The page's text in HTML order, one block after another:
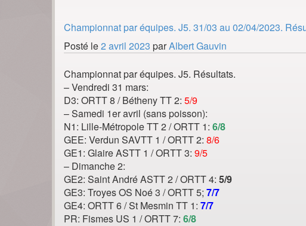
Championnat par équipes. J5. 31/03 au 02/04/2023.
Posté le2 avril 2023 parAlbert Gauvin
Championnat par équipes. J5. Résultats.
– Vendredi 31 mars:
D3: ORTT 8 / Bétheny TT 2: 5/9
– Samedi 1er avril (sans poisson):
N1: Lille-Métropole TT 2 / ORTT 1: 6/8
GEE: Verdun SAVTT 1 / ORTT 2: 8/6
GE1: Glaire ASTT 1 / ORTT 3: 9/5
– Dimanche 2:
GE2: Saint André ASTT 2 / ORTT 4: 5/9
GE3: Troyes OS Noé 3 / ORTT 5; 7/7
GE4: ORTT 6 / St Mesmin TT 1: 7/7
PR: Fismes US 1 / ORTT 7: 6/8